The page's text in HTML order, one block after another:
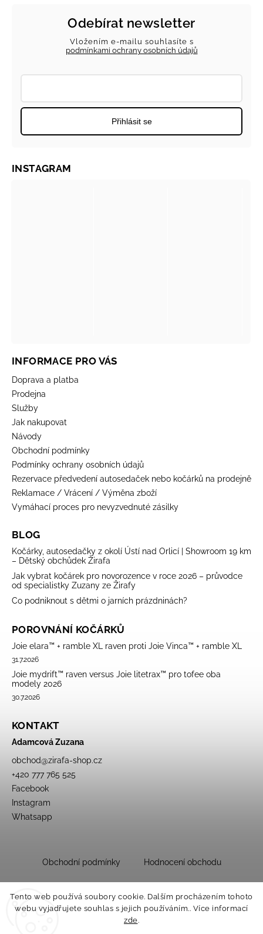
Tento web používá soubory cookie. Dalším procházením tohoto
webu vyjadřujete souhlas s jejich používáním.. Více informací
zde.
Odebírat newsletter
Vložením e-mailu souhlasíte s
podmínkami ochrany osobních údajů
Přihlásit se
INFORMACE PRO VÁS
Doprava a platba
Prodejna
Služby
Jak nakupovat
Návody
Obchodní podmínky
Podmínky ochrany osobních údajů
Rezervace předvedení autosedaček nebo kočárků na prodejně
Reklamace / Vrácení / Výměna zboží
Vymáhací proces pro nevyzvednuté zásilky
BLOG
Kočárky, autosedačky z okolí Ústí nad Orlicí | Showroom 19 km
– Dětský obchůdek Žirafa
Jak vybrat kočárek pro novorozence v roce 2026 – průvodce
od specialistky Zuzany ze Žirafy
Co podniknout s dětmi o jarních prázdninách?
POROVNÁNÍ KOČÁRKŮ
Joie elara™ + ramble XL raven proti Joie Vinca™ + ramble XL
31.7.2026
Joie mydrift™ raven versus Joie litetrax™ pro tofee oba
modely 2026
30.7.2026
KONTAKT
Adamcová Zuzana
obchod@zirafa-shop.cz
+420 777 765 525
Facebook
Instagram
Whatsapp
INSTAGRAM
Obchodní podmínky Hodnocení obchodu